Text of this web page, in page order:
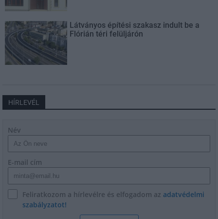
Látványos építési szakasz indult be a
Flórián téri felüljárón
HÍRLEVÉL
Név
E-mail cím
Feliratkozom a hírlevélre és elfogadom az adatvédelmi
szabályzatot!